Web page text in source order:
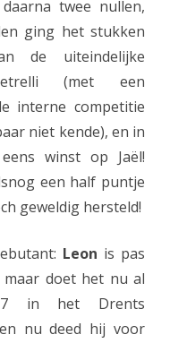
e
s
o
r
A
twee nullen,
ging het stukken
de uiteindelijke
(met een
interne competitie
niet kende), en in
winst op Jaël!
een half puntje
geweldig hersteld!
Leon is pas
maar doet het nu al
in het Drents
en nu deed hij voor